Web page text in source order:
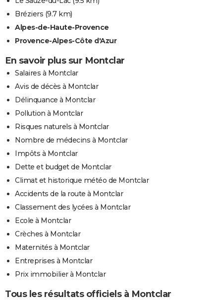
Bréziers (9.7 km)
Alpes-de-Haute-Provence
Provence-Alpes-Côte d'Azur
En savoir plus sur Montclar
Salaires à Montclar
Avis de décès à Montclar
Délinquance à Montclar
Pollution à Montclar
Risques naturels à Montclar
Nombre de médecins à Montclar
Impôts à Montclar
Dette et budget de Montclar
Climat et historique météo de Montclar
Accidents de la route à Montclar
Classement des lycées à Montclar
Ecole à Montclar
Crèches à Montclar
Maternités à Montclar
Entreprises à Montclar
Prix immobilier à Montclar
Tous les résultats officiels à Montclar